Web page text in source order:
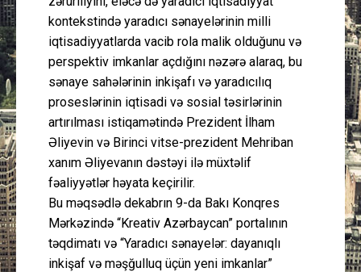
Cəmiyyət
Peşə etikası
Əlaqə
kontekstində yaradıcı sənayelərinin milli
iqtisadiyyatlarda vacib rola malik olduğunu və
perspektiv imkanlar açdığını nəzərə alaraq, bu
sənaye sahələrinin inkişafı və yaradıcılıq
proseslərinin iqtisadi və sosial təsirlərinin
artırılması istiqamətində Prezident İlham
Əliyevin və Birinci vitse-prezident Mehriban
xanım Əliyevanın dəstəyi ilə müxtəlif
fəaliyyətlər həyata keçirilir.
Bu məqsədlə dekabrın 9-da Bakı Konqres
Mərkəzində “Kreativ Azərbaycan” portalının
təqdimatı və “Yaradıcı sənayelər: dayanıqlı
inkişaf və məşğulluq üçün yeni imkanlar”